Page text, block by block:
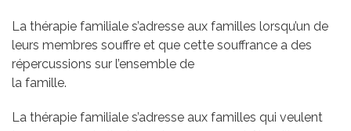
La thérapie familiale s’adresse aux familles lorsqu’un de
leurs membres souffre et que cette souffrance a des
répercussions sur l’ensemble de
la famille.
La thérapie familiale s’adresse aux familles qui veulent